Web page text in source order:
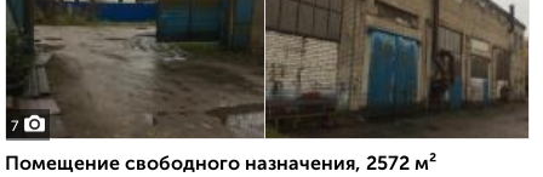
7
Помещение свободного назначения, 2572 м²